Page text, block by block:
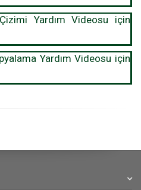
Yardım Videosu için
Yardım Videosu için